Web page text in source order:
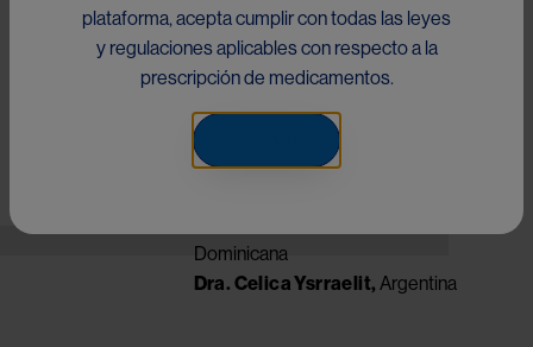
Something went wrong
An error occurred, please try again later.
Try again
Image
Dominicana
Dra. Celica Ysrraelit, Argentina
plataforma, acepta cumplir con todas las leyes
y regulaciones aplicables con respecto a la
prescripción de medicamentos.